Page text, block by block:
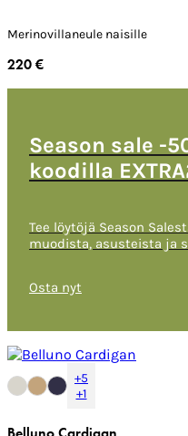
Season sale -
koodilla
Tee löytöjä Season
muodista, asusteista ja
Osta nyt
Merinovillaneule naisille
220 €
+5
+1